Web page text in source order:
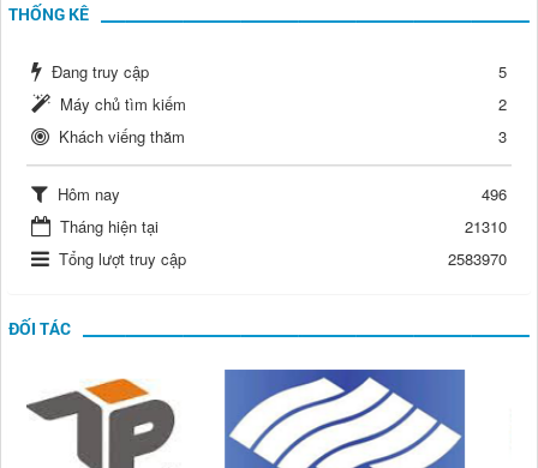
THỐNG KÊ
Đang truy cập
5
Máy chủ tìm kiếm
2
Khách viếng thăm
3
Hôm nay
496
Tháng hiện tại
21310
Tổng lượt truy cập
2583970
ĐỐI TÁC